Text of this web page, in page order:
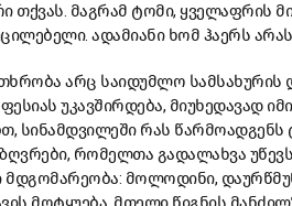
მაგრამ ტომი, ყველაფრის
ადამიანი ხომ ჰაერს
არც საიდუმლო
უკავშირდება, მიუხედავად
სინამდვილეში რას წარმოადგენს
რომელთა გადალახვა
მდგომარეობა: მოლოდინი,